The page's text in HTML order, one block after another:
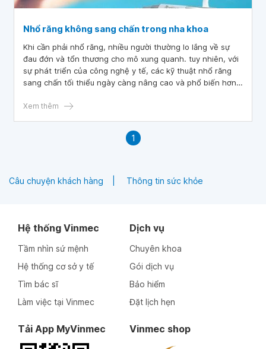
Nhổ răng không sang chấn trong nha khoa
Khi cần phải nhổ răng, nhiều người thường lo lắng về sự
đau đớn và tổn thương cho mô xung quanh. tuy nhiên, với
sự phát triển của công nghệ y tế, các kỹ thuật nhổ răng
sang chấn tối thiểu ngày càng nâng cao và phổ biến hơn.
extraction with immediate implant placement đã giúp giảm
thời tăng tốc thời gian phục hồi. bài viết này sẽ giới thiệu
về các kĩ thuật nhổ răng không sang chấn và lợi ích của
Xem thêm
1
Câu chuyện khách hàng Thông tin sức khỏe
Hệ thống Vinmec
Tầm nhìn sứ mệnh
Hệ thống cơ sở y tế
Tìm bác sĩ
Làm việc tại Vinmec
Dịch vụ
Chuyên khoa
Gói dịch vụ
Bảo hiểm
Đặt lịch hẹn
Tải App MyVinmec Vinmec shop